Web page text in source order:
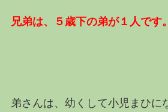
兄弟は、５歳下の弟が１人です。
弟さんは、幼くして小児まひに